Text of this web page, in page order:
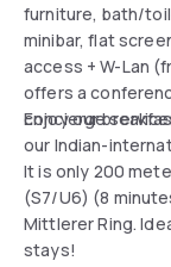
furniture, bath/
minibar, flat
access + W-Lan
offers a
concierge
Enjoy our
our Indian-
It is only 200
(S7/U6) (8
Mittlerer Ring.
stays!